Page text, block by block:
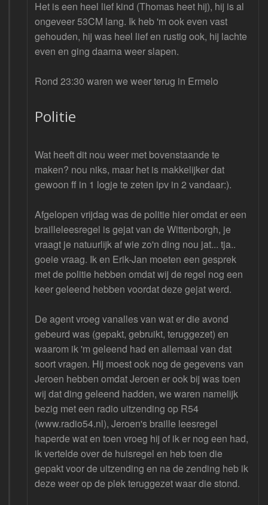
Het is een heel lief kind (Thomas heet hij), hij is al
ongeveer 53CM lang. Ik heb 'm ook even vast
gehouden, hij was heel lief en rustig ook, hij lachte
even en ging daarna weer slapen.
Rond 23:30 waren we weer terug in Ermelo
Politie
Wat heeft dit nou weer met bovenstaande te
maken? nou niks, maar het is makkelijker dat
gewoon ff in 1 logje te zeten ipv in 2 vandaar:).
Afgelopen vrijdag was de politie hier omdat er een
brailleleesregel is gejat van de Wittenborgh, je
vraagt je natuurlijk af wie zo'n ding nou jat... tja..
goeie vraag. Ik en Erik-Jan moeten een gesprek
met de politie hebben omdat wij de regel nog een
keer geleend hebben voordat deze gejat werd.
De agent vroeg vanalles van wat er die avond
gebeurd was (gepakt, gebruikt, teruggezet) en
waarom ik 'm geleend had en allemaal van dat
soort vragen. Hij moest ook nog de gegevens van
Jeroen hebben omdat Jeroen er ook bij was toen
wij dat ding geleend hadden, we waren namelijk
bezig met een radio uitzending op R54
(www.radio54.nl), Jeroen's braille leesregel
haperde wat en toen vroeg hij of ik er nog een had,
ik vertelde over de huisregel en heb toen die
gepakt voor de uitzending en na de zending heb ik
deze weer op de plek teruggezet waar die stond.